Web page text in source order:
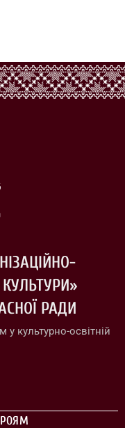
РАДИ
у культурно-освітній